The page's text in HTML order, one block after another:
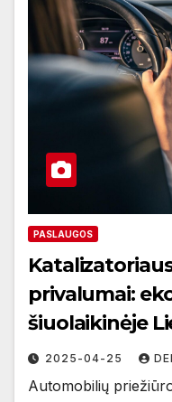
PASLAUGOS
privalumai:
šiuolaikinėje
2025-04-25
Automobilių